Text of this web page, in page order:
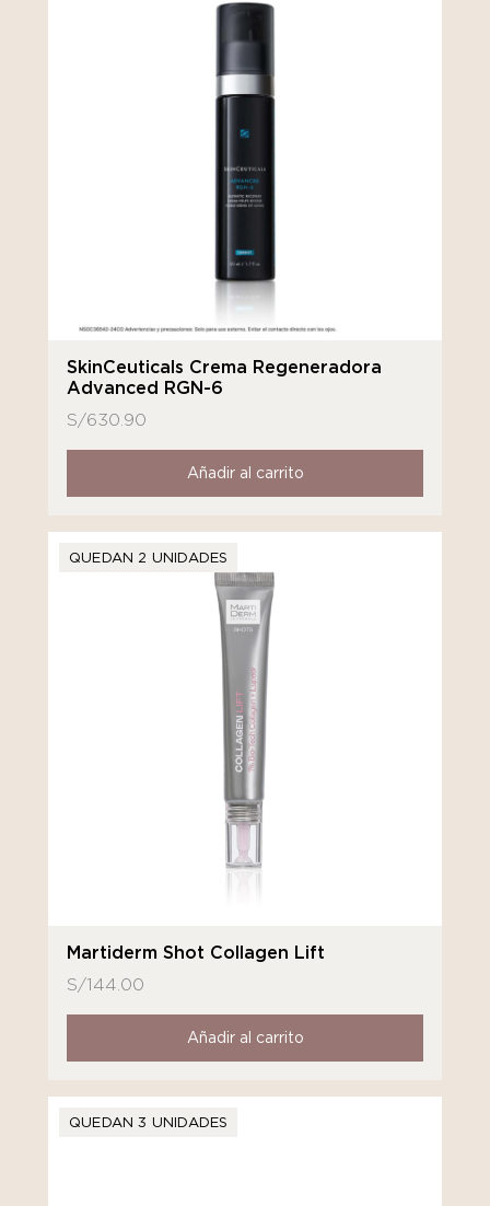
SkinCeuticals Crema Regeneradora
Advanced RGN-6
S/630.90
Añadir al carrito
QUEDAN 2 UNIDADES
Martiderm Shot Collagen Lift
S/144.00
Añadir al carrito
QUEDAN 3 UNIDADES